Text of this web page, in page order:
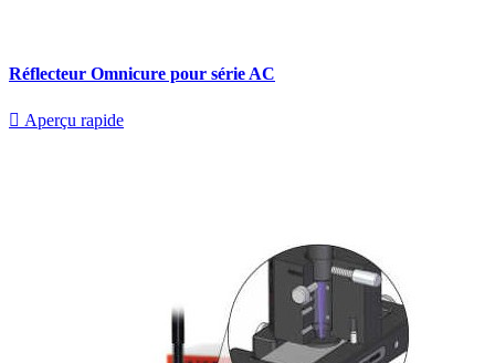
Réflecteur Omnicure pour série AC
 Aperçu rapide